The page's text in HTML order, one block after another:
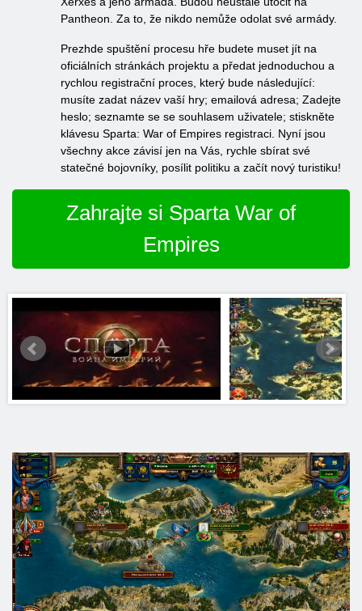
Pantheon. Za to, že nikdo nemůže odolat své armády.
Prezhde spuštění procesu hře budete muset jít na
oficiálních stránkách projektu a předat jednoduchou a
rychlou registrační proces, který bude následující:
musíte zadat název vaší hry; emailová adresa; Zadejte
heslo; seznamte se se souhlasem uživatele; stiskněte
klávesu Sparta: War of Empires registraci. Nyní jsou
všechny akce závisí jen na Vás, rychle sbírat své
statečné bojovníky, posílit politiku a začít nový turistiku!
Zahrajte si Sparta War of
Empires